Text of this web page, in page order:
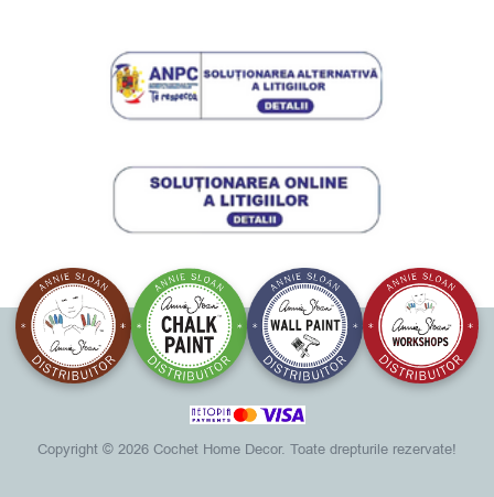
Copyright © 2026 Cochet Home Decor. Toate drepturile rezervate!